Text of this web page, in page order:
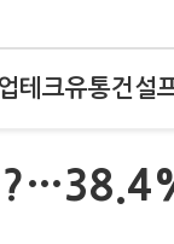
테크유통건설